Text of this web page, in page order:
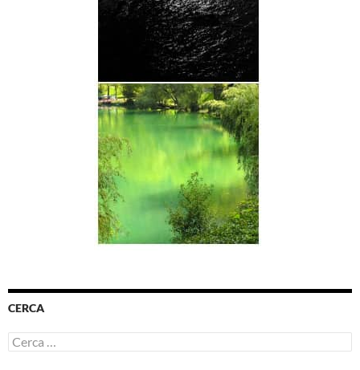
CERCA
Ricerca
per: